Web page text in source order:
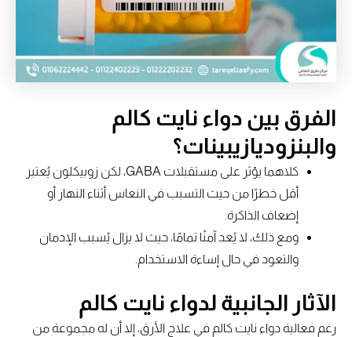
الفرق بين دواء نايت كالم
والبنزوديازيبينات؟
كلاهما يؤثر على مستقبلات GABA، لكن زوبيكلون يُعتبر
أقل خطرًا من حيث التسبب في النعاس أثناء النهار أو
إضعاف الذاكرة.
ومع ذلك، لا يُعد آمنًا تمامًا، حيث لا يزال يُسبب الإدمان
والتعود في حال إساءة الاستخدام.
الآثار الجانبية لدواء نايت كالم
رغم فعالية دواء نايت كالم في علاج الأرق، إلا أن له مجموعة من